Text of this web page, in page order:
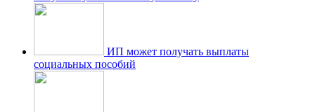
ИП может получать выплаты
социальных пособий